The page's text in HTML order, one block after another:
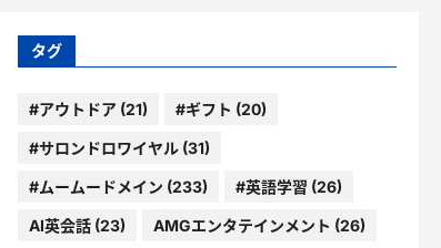
ー
タグ
#アウトドア(21) #ギフト (20)
#サロンドロワイヤル(31)
#ムームードメイン (233) #英語学習 (26)
AI英会話(23) AMGエンタテインメント (26)